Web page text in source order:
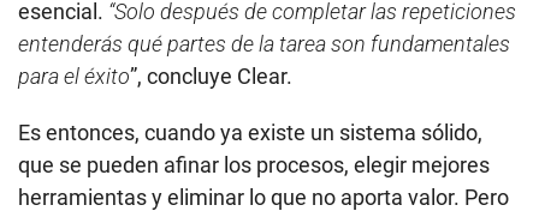
esencial. “Solo después de completar las repeticiones
entenderás qué partes de la tarea son fundamentales
para el éxito”, concluye Clear.
Es entonces, cuando ya existe un sistema sólido,
que se pueden afinar los procesos, elegir mejores
herramientas y eliminar lo que no aporta valor. Pero